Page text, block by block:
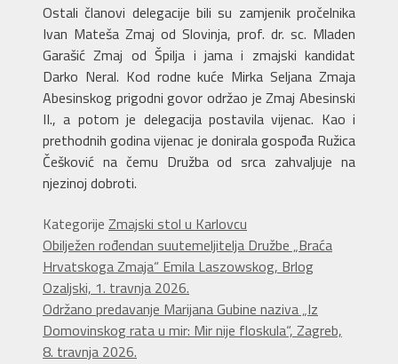
Ostali članovi delegacije bili su zamjenik pročelnika
Ivan Mateša Zmaj od Slovinja, prof. dr. sc. Mladen
Garašić Zmaj od Špilja i jama i zmajski kandidat
Darko Neral. Kod rodne kuće Mirka Seljana Zmaja
Abesinskog prigodni govor održao je Zmaj Abesinski
II., a potom je delegacija postavila vijenac. Kao i
prethodnih godina vijenac je donirala gospođa Ružica
Češković na čemu Družba od srca zahvaljuje na
njezinoj dobroti.
Kategorije Zmajski stol u Karlovcu
Obilježen rođendan suutemeljitelja Družbe „Braća
Hrvatskoga Zmaja“ Emila Laszowskog, Brlog
Ozaljski, 1. travnja 2026.
Održano predavanje Marijana Gubine naziva „Iz
Domovinskog rata u mir: Mir nije floskula“, Zagreb,
8. travnja 2026.